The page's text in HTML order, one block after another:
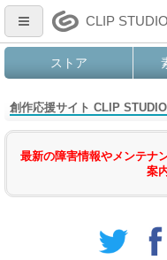
CLIP STUDIO
ストア
創作応援サイト CLIP
最新の障害情報やメンテナ
案